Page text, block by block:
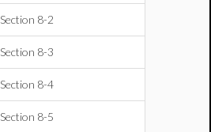
Section 8-2
Section 8-3
Section 8-4
Section 8-5